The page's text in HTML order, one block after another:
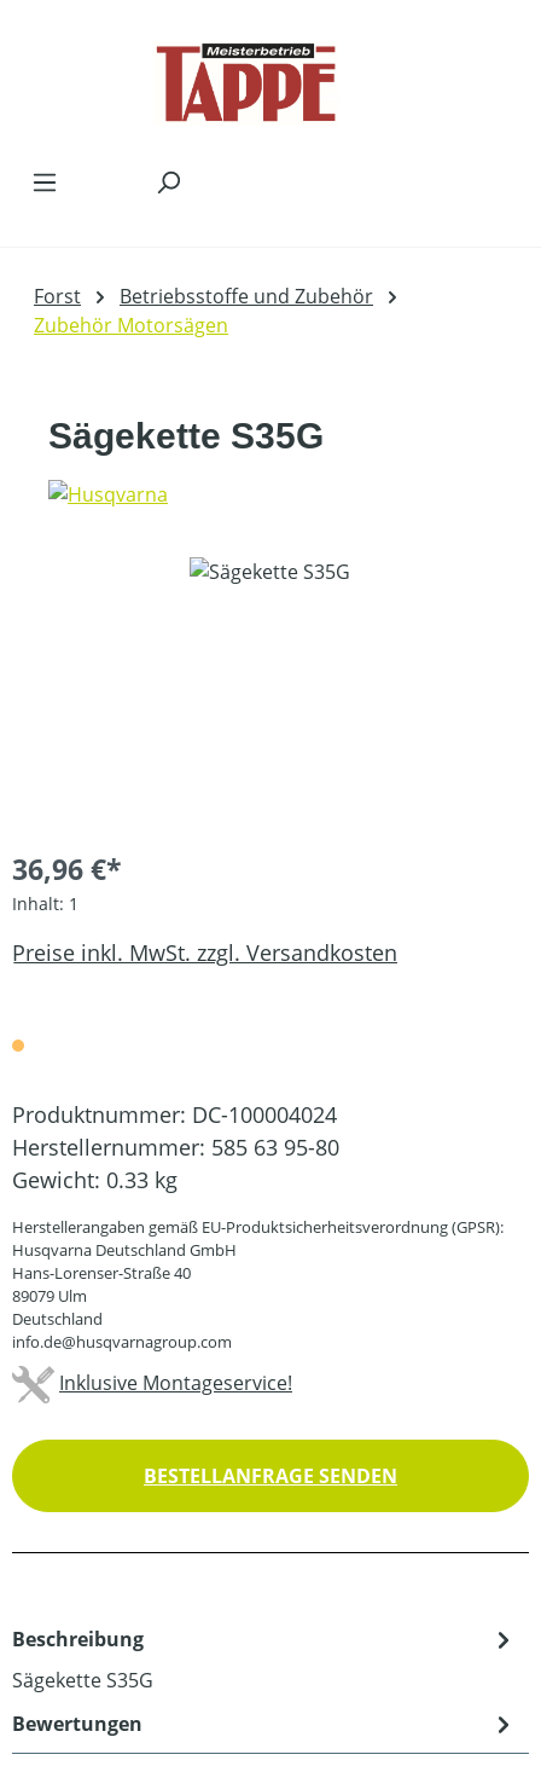
Forst
Betriebsstoffe und Zubehör
Zubehör Motorsägen
Sägekette S35G
Bildergalerie überspringen
36,96 €*
Inhalt: 1
Preise inkl. MwSt. zzgl. Versandkosten
Produktnummer: DC-100004024
Herstellernummer: 585 63 95-80
Gewicht: 0.33 kg
Herstellerangaben gemäß EU-Produktsicherheitsverordnung (GPSR):
Husqvarna Deutschland GmbH
Hans-Lorenser-Straße 40
89079 Ulm
Deutschland
info.de@husqvarnagroup.com
Inklusive Montageservice!
BESTELLANFRAGE SENDEN
Beschreibung
Sägekette S35G
Bewertungen